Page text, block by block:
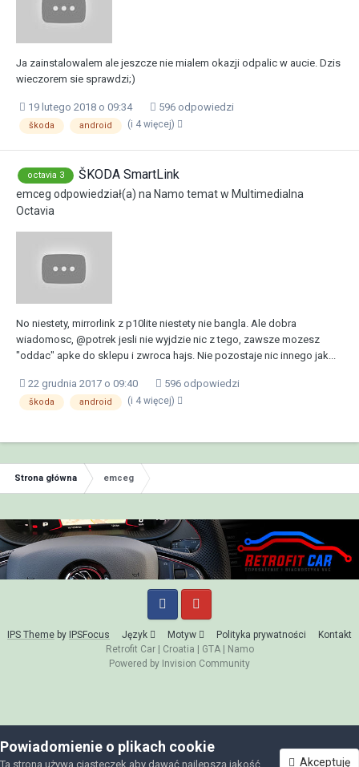
Ja zainstalowalem ale jeszcze nie mialem okazji odpalic w aucie. Dzis
wieczorem sie sprawdzi;)
19 lutego 2018 o 09:34 596 odpowiedzi
škoda android (i 4 więcej)
octavia 3 ŠKODA SmartLink
emceg odpowiedział(a) na Namo temat w Multimedialna
Octavia
No niestety, mirrorlink z p10lite niestety nie bangla. Ale dobra
wiadomosc, @potrek jesli nie wyjdzie nic z tego, zawsze mozesz
"oddac" apke do sklepu i zwroca hajs. Nie pozostaje nic innego jak...
22 grudnia 2017 o 09:40 596 odpowiedzi
škoda android (i 4 więcej)
Strona główna emceg
IPS Theme by IPSFocus Język Motyw Polityka prywatności
Kontakt
Retrofit Car| Croatia GTA|
Namo
Powered by Invision Community
Powiadomienie o plikach cookie
Ta strona używa ciasteczek aby dawać najlepszą jakość Akceptuję